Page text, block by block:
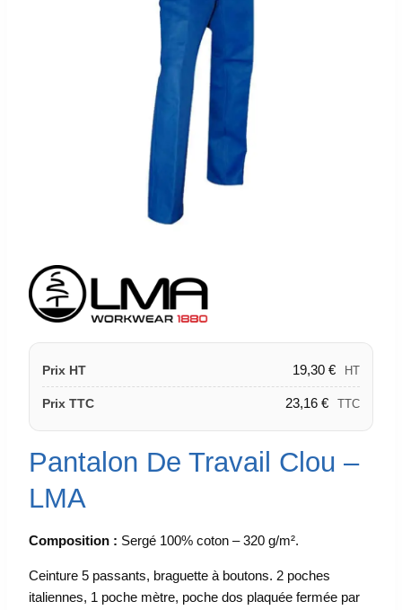
Prix HT 19,30 € HT
Prix TTC 23,16 € TTC
Pantalon De Travail Clou –
LMA
Composition : Sergé 100% coton – 320 g/m².
Ceinture 5 passants, braguette à boutons. 2 poches
italiennes, 1 poche mètre, poche dos plaquée fermée par